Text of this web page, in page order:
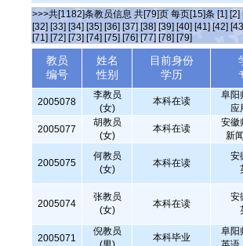
>>>共[1182]条教员信息 共[79]页 每页[15]条 [1] [2]
[32] [33] [34] [35] [36] [37] [38] [39] [40] [41] [42]
[71] [72] [73] [74] [75] [76] [77] [78] [79]
教员
编号
姓名
性别
目前身份
学历
2005078
李教员
(女)
本科在读
阜阳
应
2005077
胡教员
(女)
本科在读
安徽
新
2005075
何教员
(女)
本科在读
安
2005074
张教员
(女)
本科在读
安
2005071
倪教员
本科毕业
阜阳